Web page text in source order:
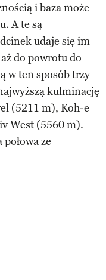
i baza może
A te są
udaje się im
do powrotu do
w ten sposób trzy
kulminację
(5211 m), Koh-e
West (5560 m).
ze